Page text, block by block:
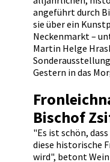
angeführt durch
sie über ein
Neckenmarkt –
Martin Helge
Gestern in das
Bischof
"Es ist schön,
diese historische
wird", betont